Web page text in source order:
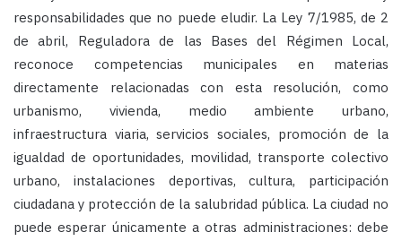
responsabilidades que no puede eludir. La Ley 7/1985, de 2
de abril, Reguladora de las Bases del Régimen Local,
reconoce competencias municipales en materias
directamente relacionadas con esta resolución, como
urbanismo, vivienda, medio ambiente urbano,
infraestructura viaria, servicios sociales, promoción de la
igualdad de oportunidades, movilidad, transporte colectivo
urbano, instalaciones deportivas, cultura, participación
ciudadana y protección de la salubridad pública. La ciudad no
puede esperar únicamente a otras administraciones: debe